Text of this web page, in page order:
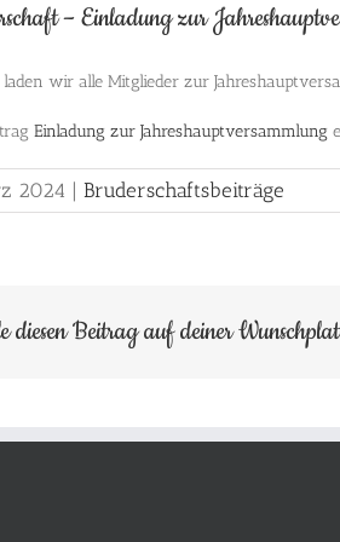
– Einladung zur
wir alle Mitglieder zur
Einladung zur Jahreshauptversammlung
2024 | Bruderschaftsbeiträge
diesen Beitrag auf deiner